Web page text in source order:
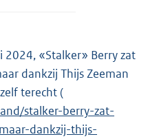
2024, «Stalker» Berry zat
dankzij Thijs Zeeman
terecht (
x
t
stalker-berry-zat-
dankzij-thijs-